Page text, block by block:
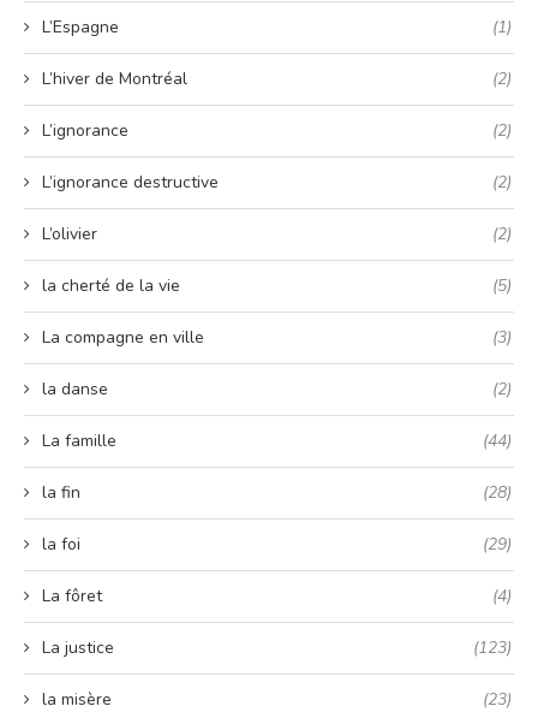
L’Espagne (1)
L’hiver de Montréal (2)
L’ignorance (2)
L’ignorance destructive (2)
L’olivier (2)
la cherté de la vie (5)
La compagne en ville (3)
la danse (2)
La famille (44)
la fin (28)
la foi (29)
La fôret (4)
La justice (123)
la misère (23)